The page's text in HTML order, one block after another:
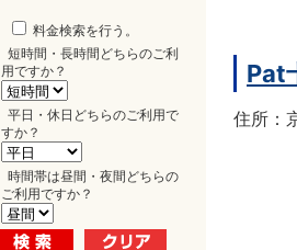
料金検索を行う。
短時間・長時間どちらのご利
用ですか？
平日・休日どちらのご利用で
すか？
時間帯は昼間・夜間どちらの
ご利用ですか？
Pat
住所：